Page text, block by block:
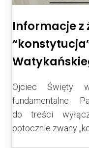
Informacje z
Ojciec Święty
fundamentalne
do treści
potocznie zwany